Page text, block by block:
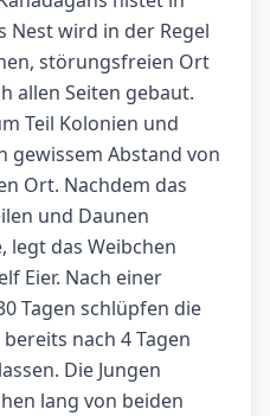
Nest wird in der Regel
störungsfreien Ort
allen Seiten gebaut.
Teil Kolonien und
gewissem Abstand von
Ort. Nachdem das
und Daunen
legt das Weibchen
Eier. Nach einer
Tagen schlüpfen die
nach 4 Tagen
Die Jungen
lang von beiden